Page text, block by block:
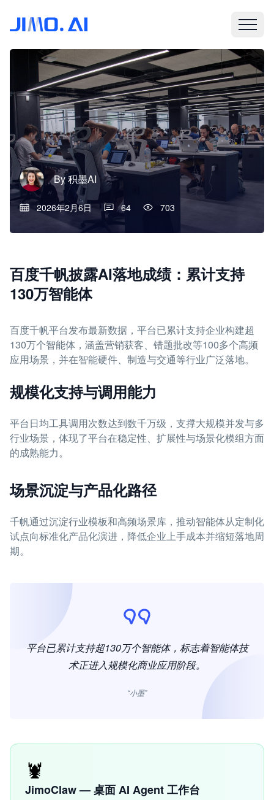
By积墨AI
2026年2月6日 64 703
百度千帆披露AI落地成绩：累计支持
130万智能体
百度千帆平台发布最新数据，平台已累计支持企业构建超
130万个智能体，涵盖营销获客、错题批改等100多个高频
应用场景，并在智能硬件、制造与交通等行业广泛落地。
规模化支持与调用能力
平台日均工具调用次数达到数千万级，支撑大规模并发与多
行业场景，体现了平台在稳定性、扩展性与场景化模组方面
的成熟能力。
场景沉淀与产品化路径
千帆通过沉淀行业模板和高频场景库，推动智能体从定制化
试点向标准化产品化演进，降低企业上手成本并缩短落地周
期。
平台已累计支持超130万个智能体，标志着智能体技
术正进入规模化商业应用阶段。
“小墨”
🦞
JimoClaw — 桌面 AI Agent 工作台